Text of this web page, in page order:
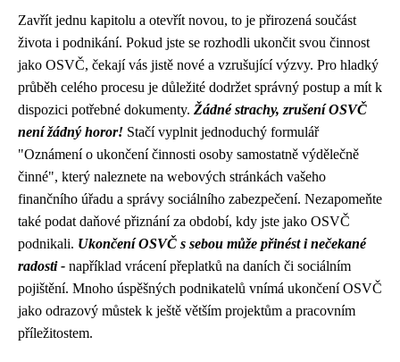
Zavřít jednu kapitolu a otevřít novou, to je přirozená součást
života i podnikání. Pokud jste se rozhodli ukončit svou činnost
jako OSVČ, čekají vás jistě nové a vzrušující výzvy. Pro hladký
průběh celého procesu je důležité dodržet správný postup a mít k
dispozici potřebné dokumenty. Žádné strachy, zrušení OSVČ
není žádný horor! Stačí vyplnit jednoduchý formulář
"Oznámení o ukončení činnosti osoby samostatně výdělečně
činné", který naleznete na webových stránkách vašeho
finančního úřadu a správy sociálního zabezpečení. Nezapomeňte
také podat daňové přiznání za období, kdy jste jako OSVČ
podnikali. Ukončení OSVČ s sebou může přinést i nečekané
radosti - například vrácení přeplatků na daních či sociálním
pojištění. Mnoho úspěšných podnikatelů vnímá ukončení OSVČ
jako odrazový můstek k ještě větším projektům a pracovním
příležitostem.